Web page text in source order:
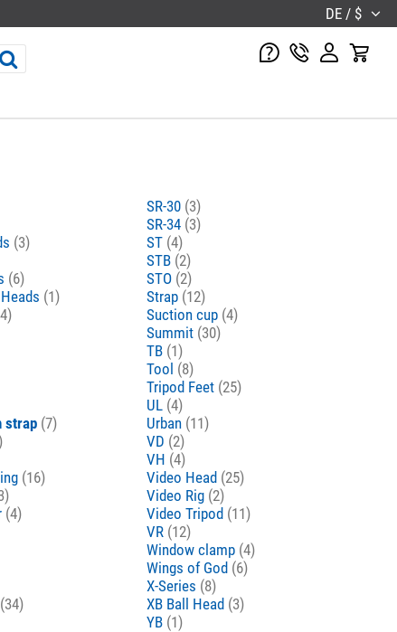
DE / $
(3)
(6)
(1)
strap (7)
(16)
(4)
(34)
SR-30 (3)
SR-34 (3)
ST (4)
STB (2)
STO (2)
Strap (12)
Suction cup (4)
Summit (30)
TB (1)
Tool (8)
Tripod Feet (25)
UL (4)
Urban (11)
VD (2)
VH (4)
Video Head (25)
Video Rig (2)
Video Tripod (11)
VR (12)
Window clamp (4)
Wings of God (6)
X-Series (8)
XB Ball Head (3)
YB (1)